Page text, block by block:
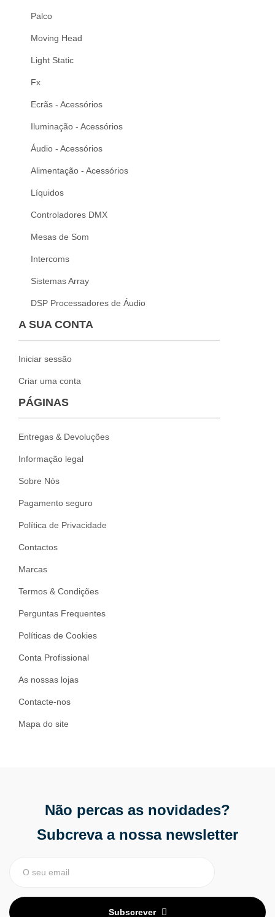
Palco
Moving Head
Light Static
Fx
Ecrãs - Acessórios
Iluminação - Acessórios
Áudio - Acessórios
Alimentação - Acessórios
Líquidos
Controladores DMX
Mesas de Som
Intercoms
Sistemas Array
DSP Processadores de Áudio
A SUA CONTA
Iniciar sessão
Criar uma conta
PÁGINAS
Entregas & Devoluções
Informação legal
Sobre Nós
Pagamento seguro
Política de Privacidade
Contactos
Marcas
Termos & Condições
Perguntas Frequentes
Políticas de Cookies
Conta Profissional
As nossas lojas
Contacte-nos
Mapa do site
Não percas as novidades?
Subcreva a nossa newsletter
Subscrever